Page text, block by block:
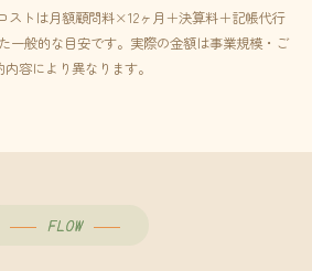
トは月額顧問料×12ヶ月＋決算料＋記帳代行
一般的な目安です。実際の金額は事業規模・ご
内容により異なります。
FLOW